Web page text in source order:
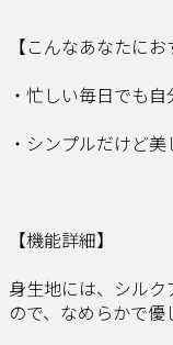
【こんなあなたにお
・忙しい毎日でも
・シンプルだけど
【機能詳細】
身生地には、シル
ので、なめらかで優